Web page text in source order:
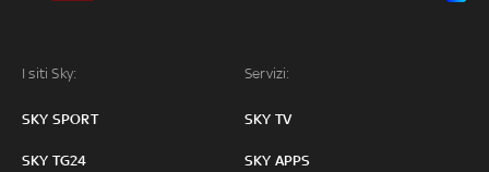
I siti Sky:
SKY SPORT
SKY TG24
Servizi:
SKY TV
SKY APPS